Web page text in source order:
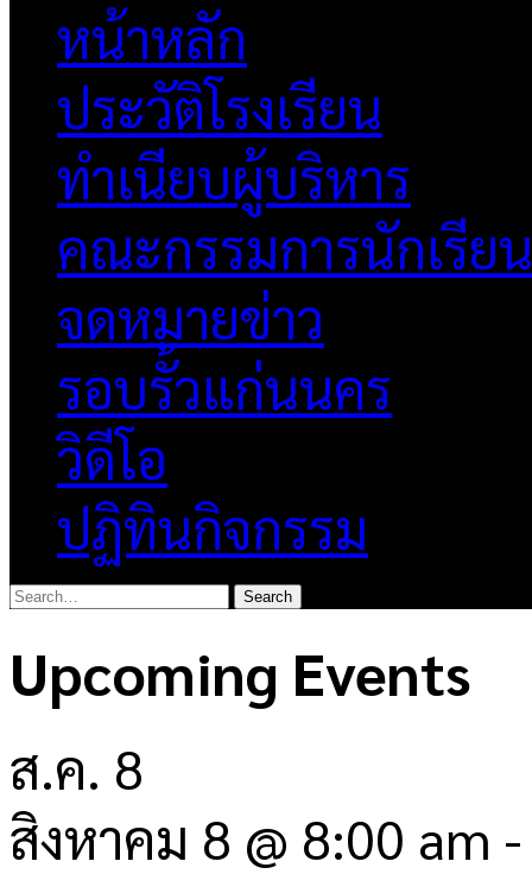
หน้าหลัก
ประวัติโรงเรียน
ทำเนียบผู้บริหาร
คณะกรรมการนักเรียน
จดหมายข่าว
รอบรั้วแก่นนคร
วิดีโอ
ปฏิทินกิจกรรม
Upcoming Events
ส.ค. 8
สิงหาคม 8 @ 8:00 am